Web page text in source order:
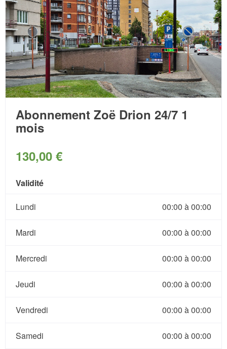
Abonnement Zoë Drion 24/7 1
mois
130,00 €
Validité
Lundi 00:00 à 00:00
Mardi 00:00 à 00:00
Mercredi 00:00 à 00:00
Jeudi 00:00 à 00:00
Vendredi 00:00 à 00:00
Samedi 00:00 à 00:00